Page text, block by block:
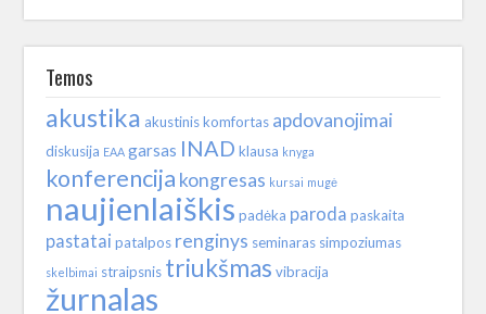
Temos
akustika akustinis komfortas apdovanojimai
diskusija EAA garsas INAD klausa knyga
konferencija kongresas kursai mugė
naujienlaiškis padėka paroda paskaita
pastatai patalpos renginys seminaras simpoziumas
skelbimai straipsnis triukšmas vibracija
žurnalas